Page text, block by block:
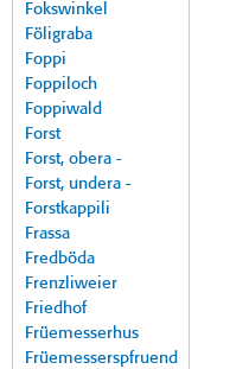
Fokswinkel
Föligraba
Foppi
Foppiloch
Foppiwald
Forst
Forst, obera -
Forst, undera -
Forstkappili
Frassa
Fredböda
Frenzliweier
Friedhof
Früemesserhus
Früemesserspfruend